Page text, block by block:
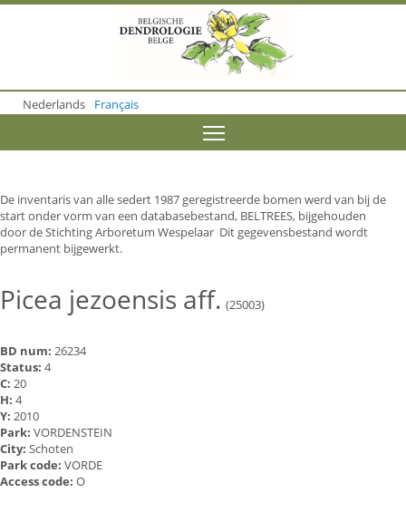
o
m
o
n
t
e
n
Nederlands Français
De inventaris van alle sedert 1987 geregistreerde bomen werd van bij de
start onder vorm van een databasebestand, BELTREES, bijgehouden
door de Stichting Arboretum Wespelaar Dit gegevensbestand wordt
permanent bijgewerkt.
Picea jezoensis aff. (25003)
BD num: 26234
Status: 4
C: 20
H: 4
Y: 2010
Park: VORDENSTEIN
City: Schoten
Park code: VORDE
Access code: O